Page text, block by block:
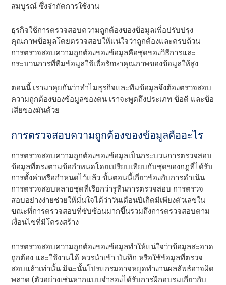
สมบูรณ์ ซึ่งจํากัดการใช้งาน
ธุรกิจใช้การตรวจสอบความถูกต้องของข้อมูลเพื่อปรับปรุง
คุณภาพข้อมูลโดยตรวจสอบให้แน่ใจว่าถูกต้องและครบถ้วน
การตรวจสอบความถูกต้องของข้อมูลคือชุดของวิธีการและ
กระบวนการที่ทีมข้อมูลใช้เพื่อรักษาคุณภาพของข้อมูลให้สูง
ตอนนี้ เรามาคุยกันว่าทําไมธุรกิจและทีมข้อมูลจึงต้องตรวจสอบ
ความถูกต้องของข้อมูลของตน เราจะพูดถึงประเภท ข้อดี และข้อ
เสียของมันด้วย
การตรวจสอบความถูกต้องของข้อมูลคืออะไร
การตรวจสอบความถูกต้องของข้อมูลเป็นกระบวนการตรวจสอบ
ข้อมูลที่ตรงตามข้อกําหนดโดยเปรียบเทียบกับชุดของกฎที่ได้รับ
การตั้งค่าหรือกําหนดไว้แล้ว ขั้นตอนนี้เกี่ยวข้องกับการดําเนิน
การตรวจสอบหลายชุดที่เรียกว่ารูทีนการตรวจสอบ การตรวจ
สอบอย่างง่ายช่วยให้มั่นใจได้ว่าวันเดือนปีเกิดมีเพียงตัวเลขใน
ขณะที่การตรวจสอบที่ซับซ้อนมากขึ้นรวมถึงการตรวจสอบตาม
เงื่อนไขที่มีโครงสร้าง
การตรวจสอบความถูกต้องของข้อมูลทําให้แน่ใจว่าข้อมูลสะอาด
ถูกต้อง และใช้งานได้ ควรนําเข้า บันทึก หรือใช้ข้อมูลที่ตรวจ
สอบแล้วเท่านั้น มิฉะนั้นโปรแกรมอาจหยุดทํางานผลลัพธ์อาจผิด
พลาด (ตัวอย่างเช่นหากแบบจําลองได้รับการฝึกอบรมเกี่ยวกับ